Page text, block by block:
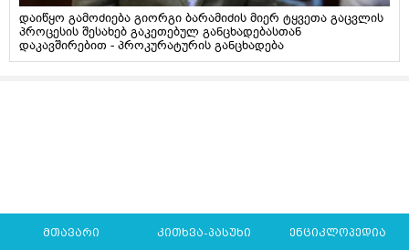
დაიწყო გამოძიება გიორგი ბარამიძის მიერ ტყვეთა გაცვლის
პროცესის შესახებ გაკეთებულ განცხადებასთან
დაკავშირებით - პროკურატურის განცხადება
მთავარი კითხვა-პასუხი ენციკლოპედია